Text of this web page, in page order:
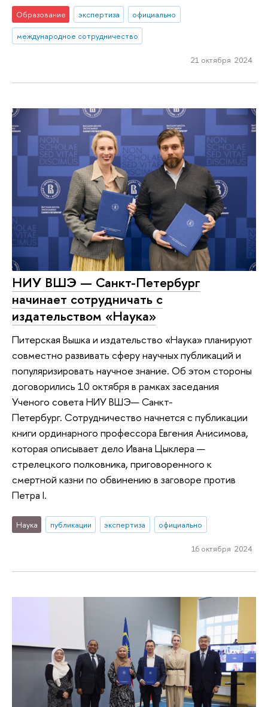
Образование экспертиза
официально
международное сотрудничество
21 октября 2024
НИУ ВШЭ — Санкт-Петербург
начинает сотрудничать с
издательством «Наука»
Питерская Вышка и издательство «Наука» планируют
совместно развивать сферу научных публикаций и
популяризировать научное знание. Об этом стороны
договорились 10 октября в рамках заседания
Ученого совета НИУ ВШЭ— Санкт-
Петербург. Сотрудничество начнется с публикации
книги ординарного профессора Евгения Анисимова,
которая описывает дело Ивана Цыклера —
стрелецкого полковника, приговоренного к
смертной казни по обвинению в заговоре против
Петра I.
Наука публикации экспертиза официально
16 октября 2024